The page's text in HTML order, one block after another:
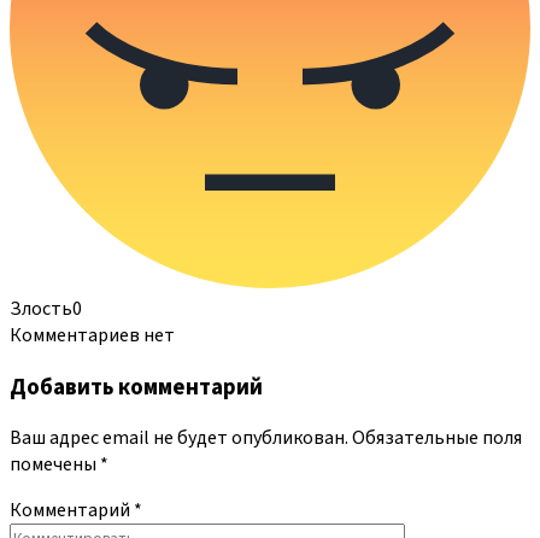
Злость0
Комментариев нет
Добавить комментарий
Ваш адрес email не будет опубликован.Обязательные поля
помечены *
Комментарий *